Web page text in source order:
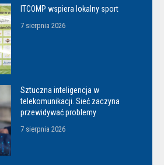
ITCOMP wspiera lokalny sport
7 sierpnia 2026
Sztuczna inteligencja w
telekomunikacji. Sieć zaczyna
przewidywać problemy
7 sierpnia 2026